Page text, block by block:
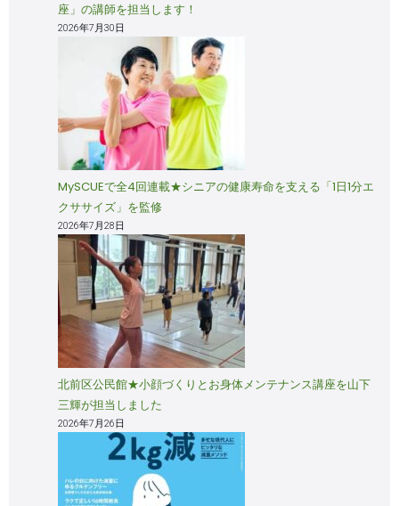
座」の講師を担当します！
2026年7月30日
MySCUEで全4回連載★シニアの健康寿命を支える「1日1分エ
クササイズ」を監修
2026年7月28日
北前区公民館★小顔づくりとお身体メンテナンス講座を山下
三輝が担当しました
2026年7月26日